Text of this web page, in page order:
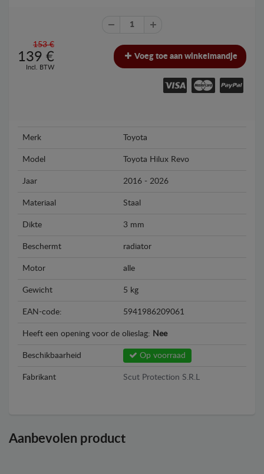
153 €
139 €
Incl. BTW
Voeg toe aan winkelmandje
Merk Toyota
Model Toyota Hilux Revo
Jaar 2016 - 2026
Materiaal Staal
Dikte 3 mm
Beschermt radiator
Motor alle
Gewicht 5 kg
EAN-code: 5941986209061
Heeft een opening voor de olieslag: Nee
Beschikbaarheid Op voorraad
Fabrikant Scut Protection S.R.L
Aanbevolen product